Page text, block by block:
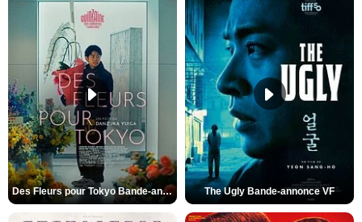
Des Fleurs pour Tokyo Bande-annonce VO STFR The Ugly Bande-annonce VF